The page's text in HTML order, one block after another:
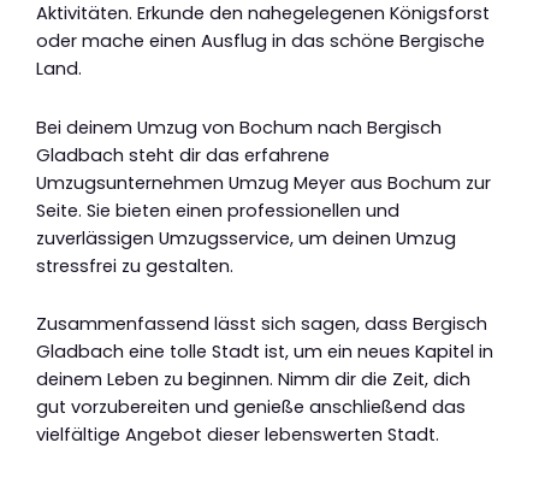
Aktivitäten. Erkunde den nahegelegenen Königsforst
oder mache einen Ausflug in das schöne Bergische
Land.
Bei deinem Umzug von Bochum nach Bergisch
Gladbach steht dir das erfahrene
Umzugsunternehmen Umzug Meyer aus Bochum zur
Seite. Sie bieten einen professionellen und
zuverlässigen Umzugsservice, um deinen Umzug
stressfrei zu gestalten.
Zusammenfassend lässt sich sagen, dass Bergisch
Gladbach eine tolle Stadt ist, um ein neues Kapitel in
deinem Leben zu beginnen. Nimm dir die Zeit, dich
gut vorzubereiten und genieße anschließend das
vielfältige Angebot dieser lebenswerten Stadt.